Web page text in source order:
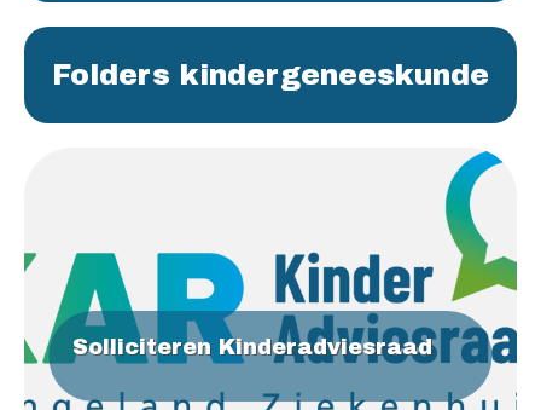
Folders kindergeneeskunde
Solliciteren Kinderadviesraad